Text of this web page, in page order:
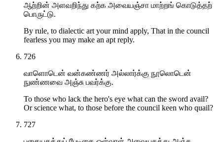
ஆற்றின் அளவறிந்து கற்க அவையஞ்சா மாற்றங் கொடுத்தற்
பொருட்டு.
By rule, to dialectic art your mind apply, That in the council
fearless you may make an apt reply.
726
வாளொடென் வன்கண்ணர் அல்லார்க்கு நூலொடென்
நுண்ணவை அஞ்சு பவர்க்கு.
To those who lack the hero's eye what can the sword avail?
Or science what, to those before the council keen who quail?
727